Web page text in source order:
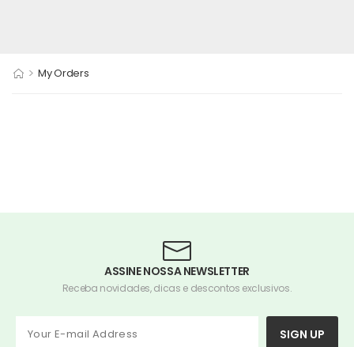
> My Orders
ASSINE NOSSA NEWSLETTER
Receba novidades, dicas e descontos exclusivos.
SIGN UP